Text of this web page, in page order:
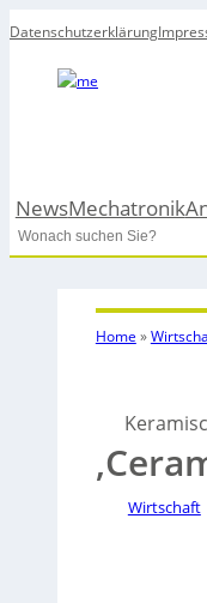
Datenschutzerklärung
NewsMechatronik
Search
Home »
Wirtschaft